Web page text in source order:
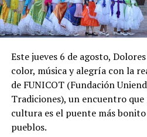
Este jueves 6 de agosto,
color, música y alegría con la
de FUNICOT (Fundación
Tradiciones), un encuentro que
cultura es el puente más
pueblos.